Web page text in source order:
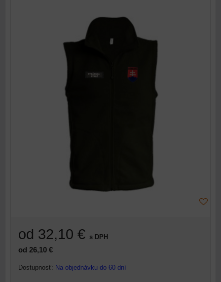
od 32,10 € s DPH
od 26,10 €
Dostupnosť: Na objednávku do 60 dní